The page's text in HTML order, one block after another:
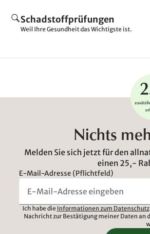
Schadstoffprüfungen
Weil Ihre Gesundheit das Wichtigste ist.
Nichts
Melden Sie sich jetzt für den
einen 25,-
E-Mail-Adresse (Pflichtfeld)
Ich habe die Informationen zum Datenschutz
Nachricht zur Bestätigung meiner Daten an